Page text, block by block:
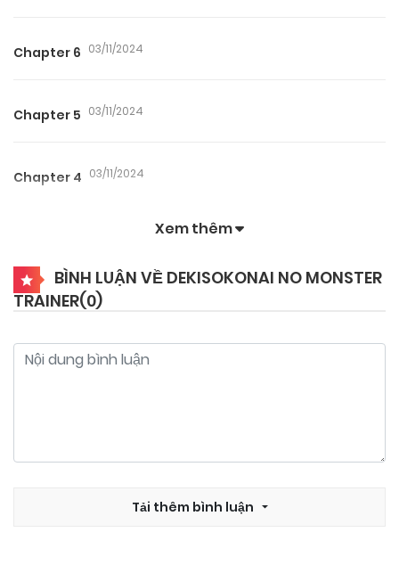
Chapter 6 03/11/2024
Chapter 5 03/11/2024
Chapter 4 03/11/2024
Chapter 2.2 03/11/2024
Chapter 2 03/11/2024
Xem thêm
BÌNH LUẬN VỀ DEKISOKONAI NO MONSTER
TRAINER(0)
Tải thêm bình luận